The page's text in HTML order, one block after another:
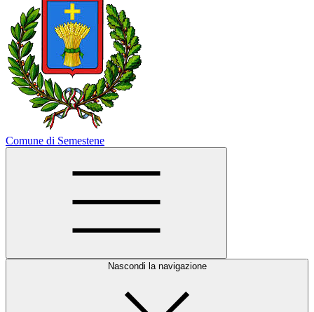
Comune di Semestene
Nascondi la navigazione